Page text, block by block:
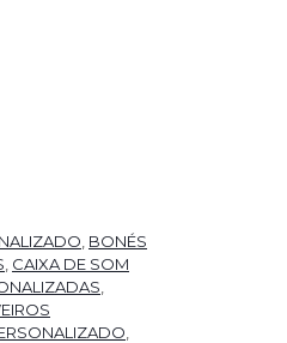
BONÉS
CAIXA DE SOM